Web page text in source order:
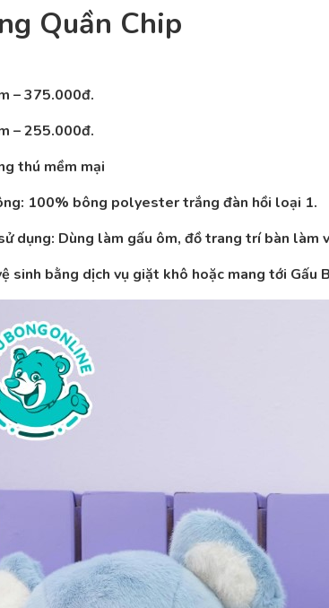
Quần Chip
–375.000đ.
– 255.000đ.
thú mềm mại
100% bông polyester trắng đàn hồi loại 1.
dụng: Dùng làm gấu ôm, đồ trang trí bàn làm
sinh bằng dịch vụ giặt khô hoặc mang tới